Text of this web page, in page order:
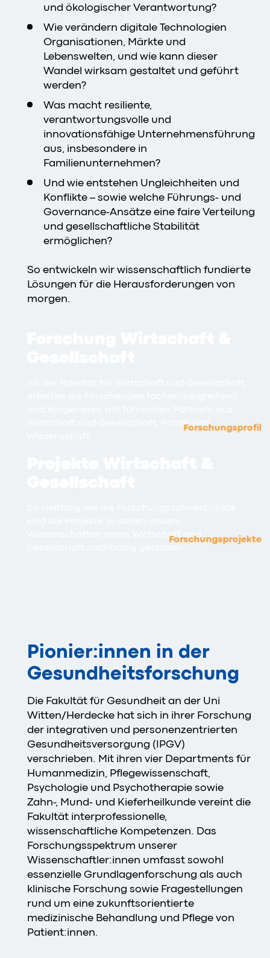
und ökologischer Verantwortung?
Wie verändern digitale Technologien
Organisationen, Märkte und
Lebenswelten, und wie kann dieser
Wandel wirksam gestaltet und geführt
werden?
Was macht resiliente,
verantwortungsvolle und
innovationsfähige Unternehmensführung
aus, insbesondere in
Familienunternehmen?
Und wie entstehen Ungleichheiten und
Konflikte – sowie welche Führungs- und
Governance-Ansätze eine faire Verteilung
und gesellschaftliche Stabilität
ermöglichen?
So entwickeln wir wissenschaftlich fundierte
Lösungen für die Herausforderungen von
morgen.
Wirtschaft und Gesellschaft, Politik undForschungsprofil
Wissenschaftler:innen Wirtschaft undForschungsprojekte
Pionier:innen in der
Gesundheits­forschung
Die Fakultät für Gesundheit an der Uni
Witten/Herdecke hat sich in ihrer Forschung
der integrativen und personenzentrierten
Gesundheitsversorgung (IPGV)
verschrieben. Mit ihren vier Departments für
Humanmedizin, Pflegewissenschaft,
Psychologie und Psychotherapie sowie
Zahn-, Mund- und Kieferheilkunde vereint die
Fakultät interprofessionelle,
wissenschaftliche Kompetenzen. Das
Forschungsspektrum unserer
Wissenschaftler:innen umfasst sowohl
essenzielle Grundlagenforschung als auch
klinische Forschung sowie Fragestellungen
rund um eine zukunftsorientierte
medizinische Behandlung und Pflege von
Patient:innen.